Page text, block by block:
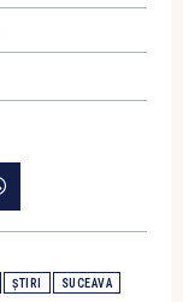
ȘTIRI SUCEAVA